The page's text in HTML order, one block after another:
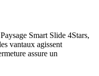
Smart Slide 4Stars,
vantaux agissent
assure un